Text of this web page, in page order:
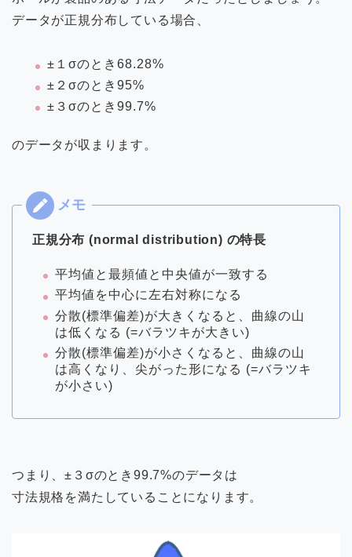
データが正規分布している場合、
±１σのとき68.28%
±２σのとき95%
±３σのとき99.7%
のデータが収まります。
正規分布 (normal distribution) の特長
平均値と最頻値と中央値が一致する
平均値を中心に左右対称になる
分散(標準偏差)が大きくなると、曲線の山
は低くなる (=バラツキが大きい)
分散(標準偏差)が小さくなると、曲線の山
は高くなり、尖がった形になる (=バラツキ
が小さい)
つまり、±３σのとき99.7%のデータは
寸法規格を満たしていることになります。